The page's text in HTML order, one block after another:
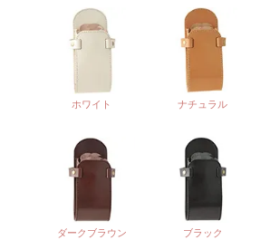
ホワイト ナチュラル
ダークブラウン ブラック